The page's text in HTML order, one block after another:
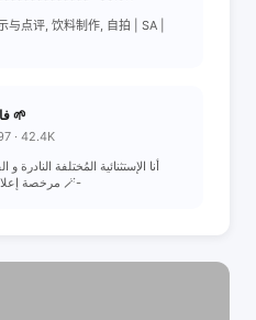
点评, 饮料制作, 自拍 | SA |
فاطمة الرّاجح 🌱
· 42.4K
مرخصة إعلامياً 🎖️ - تجارُب شخصيّة 🪄-